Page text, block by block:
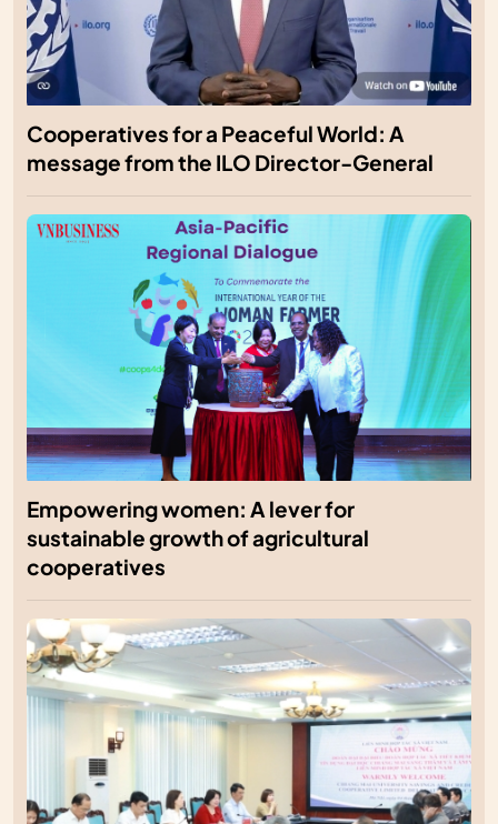
Cooperatives for a Peaceful World: A
message from the ILO Director-General
Empowering women: A lever for
sustainable growth of agricultural
cooperatives